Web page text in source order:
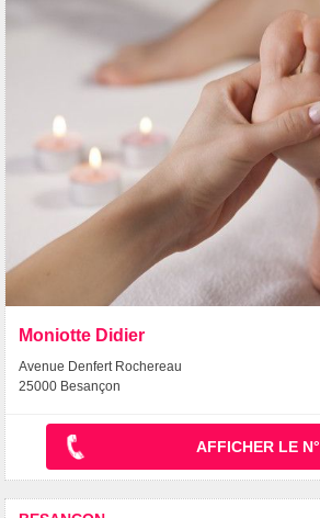
Moniotte Didier
Avenue Denfert Rochereau
25000 Besançon
AFFICHER LE N°